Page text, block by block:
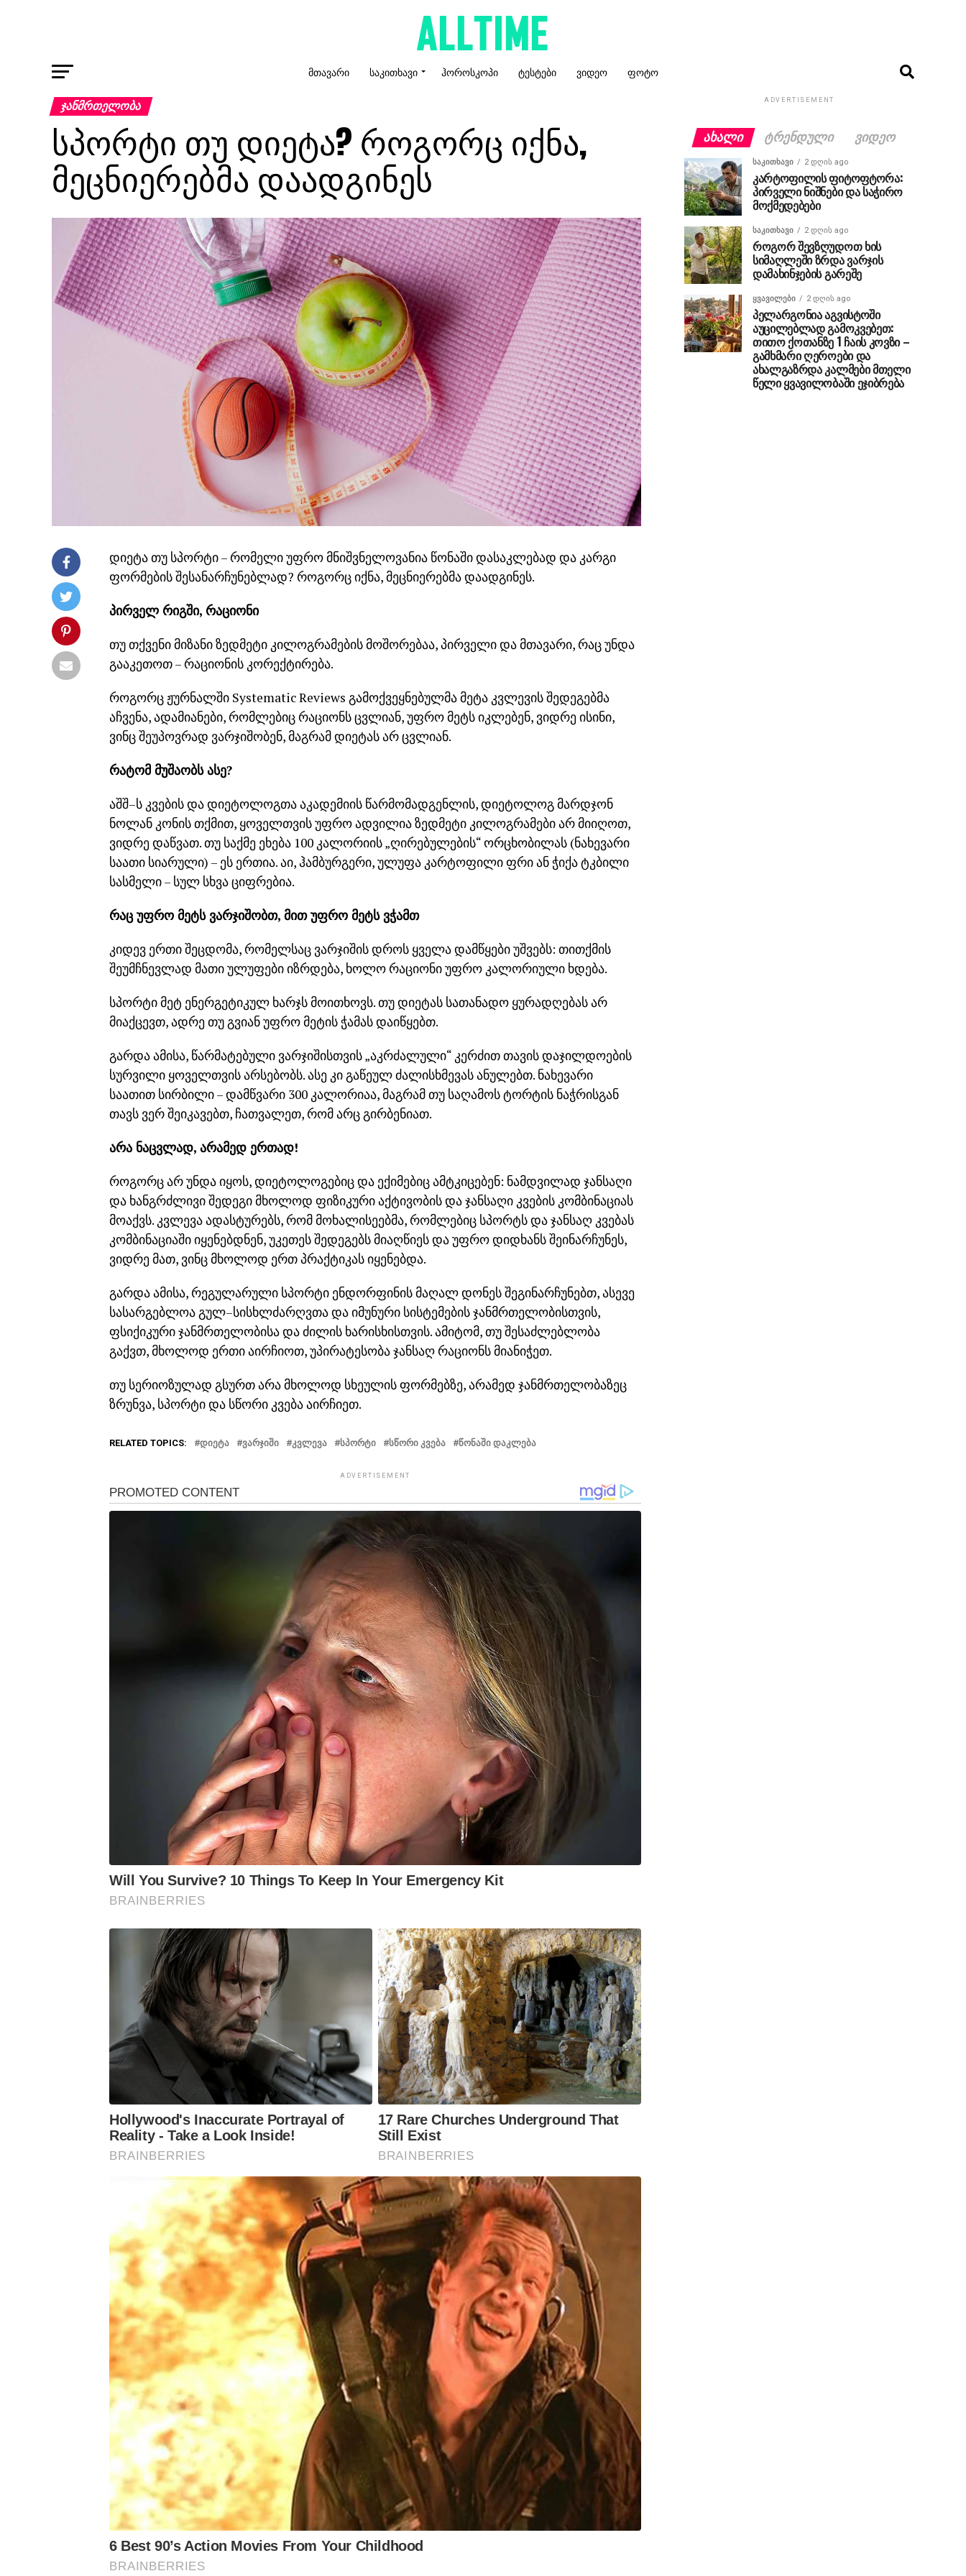
ᲛᲗᲐᲕᲐᲠᲘ ᲡᲐᲙᲘᲗᲮᲐᲕᲘ ᲰᲝᲠᲝᲡᲙᲝᲞᲘ ᲢᲔᲡᲢᲔᲑᲘ ᲕᲘᲓᲔᲝ ᲤᲝᲢᲝ
ᲯᲐᲜᲛᲠᲗᲔᲚᲝᲑᲐ
სპორტი თუ დიეტა? როგორც იქნა,
მეცნიერებმა დაადგინეს
დიეტა თუ სპორტი – რომელი უფრო მნიშვნელოვანია წონაში დასაკლებად და კარგი
ფორმების შესანარჩუნებლად? როგორც იქნა, მეცნიერებმა დაადგინეს.
პირველ რიგში, რაციონი
თუ თქვენი მიზანი ზედმეტი კილოგრამების მოშორებაა, პირველი და მთავარი, რაც უნდა
გააკეთოთ – რაციონის კორექტირება.
როგორც ჟურნალში Systematic Reviews გამოქვეყნებულმა მეტა კვლევის შედეგებმა
აჩვენა, ადამიანები, რომლებიც რაციონს ცვლიან, უფრო მეტს იკლებენ, ვიდრე ისინი,
ვინც შეუპოვრად ვარჯიშობენ, მაგრამ დიეტას არ ცვლიან.
რატომ მუშაობს ასე?
აშშ–ს კვების და დიეტოლოგთა აკადემიის წარმომადგენლის, დიეტოლოგ მარდჯონ
ნოლან კონის თქმით, ყოველთვის უფრო ადვილია ზედმეტი კილოგრამები არ მიიღოთ,
ვიდრე დაწვათ. თუ საქმე ეხება 100 კალორიის „ღირებულების“ ორცხობილას (ნახევარი
საათი სიარული) – ეს ერთია. აი, ჰამბურგერი, ულუფა კარტოფილი ფრი ან ჭიქა ტკბილი
სასმელი – სულ სხვა ციფრებია.
რაც უფრო მეტს ვარჯიშობთ, მით უფრო მეტს ვჭამთ
კიდევ ერთი შეცდომა, რომელსაც ვარჯიშის დროს ყველა დამწყები უშვებს: თითქმის
შეუმჩნევლად მათი ულუფები იზრდება, ხოლო რაციონი უფრო კალორიული ხდება.
სპორტი მეტ ენერგეტიკულ ხარჯს მოითხოვს. თუ დიეტას სათანადო ყურადღებას არ
მიაქცევთ, ადრე თუ გვიან უფრო მეტის ჭამას დაიწყებთ.
გარდა ამისა, წარმატებული ვარჯიშისთვის „აკრძალული“ კერძით თავის დაჯილდოების
სურვილი ყოველთვის არსებობს. ასე კი გაწეულ ძალისხმევას ანულებთ. ნახევარი
საათით სირბილი – დამწვარი 300 კალორიაა, მაგრამ თუ საღამოს ტორტის ნაჭრისგან
თავს ვერ შეიკავებთ, ჩათვალეთ, რომ არც გირბენიათ.
არა ნაცვლად, არამედ ერთად!
როგორც არ უნდა იყოს, დიეტოლოგებიც და ექიმებიც ამტკიცებენ: ნამდვილად ჯანსაღი
და ხანგრძლივი შედეგი მხოლოდ ფიზიკური აქტივობის და ჯანსაღი კვების კომბინაციას
მოაქვს. კვლევა ადასტურებს, რომ მოხალისეებმა, რომლებიც სპორტს და ჯანსაღ კვებას
კომბინაციაში იყენებდნენ, უკეთეს შედეგებს მიაღწიეს და უფრო დიდხანს შეინარჩუნეს,
ვიდრე მათ, ვინც მხოლოდ ერთ პრაქტიკას იყენებდა.
გარდა ამისა, რეგულარული სპორტი ენდორფინის მაღალ დონეს შეგინარჩუნებთ, ასევე
სასარგებლოა გულ–სისხლძარღვთა და იმუნური სისტემების ჯანმრთელობისთვის,
ფსიქიკური ჯანმრთელობისა და ძილის ხარისხისთვის. ამიტომ, თუ შესაძლებლობა
გაქვთ, მხოლოდ ერთი აირჩიოთ, უპირატესობა ჯანსაღ რაციონს მიანიჭეთ.
თუ სერიოზულად გსურთ არა მხოლოდ სხეულის ფორმებზე, არამედ ჯანმრთელობაზეც
ზრუნვა, სპორტი და სწორი კვება აირჩიეთ.
RELATED TOPICS: ᲓᲘᲔᲢᲐ ᲕᲐᲠᲯᲘᲨᲘ ᲙᲕᲚᲔᲕᲐ ᲡᲞᲝᲠᲢᲘ ᲡᲬᲝᲠᲘ ᲙᲕᲔᲑᲐ ᲬᲝᲜᲐᲨᲘ ᲓᲐᲙᲚᲔᲑᲐ
ADVERTISEMENT
ADVERTISEMENT
ᲐᲮᲐᲚᲘ ᲢᲠᲔᲜᲓᲣᲚᲘ ᲕᲘᲓᲔᲝ
ᲡᲐᲙᲘᲗᲮᲐᲕᲘ 2 დღის ago
კარტოფილის ფიტოფტორა:
პირველი ნიშნები და საჭირო
მოქმედებები
ᲡᲐᲙᲘᲗᲮᲐᲕᲘ 2 დღის ago
როგორ შევზღუდოთ ხის
სიმაღლეში ზრდა ვარჯის
დამახინჯების გარეშე
ᲧᲕᲐᲕᲘᲚᲔᲑᲘ 2 დღის ago
პელარგონია აგვისტოში
აუცილებლად გამოკვებეთ:
თითო ქოთანზე 1 ჩაის კოვზი –
გამხმარი ღეროები და
ახალგაზრდა კალმები მთელი
წელი ყვავილობაში ეჯიბრება